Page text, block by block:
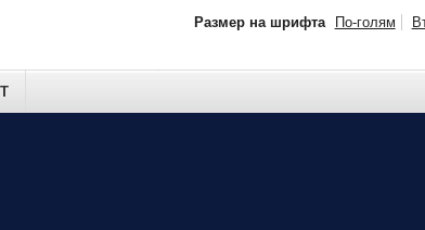
Размер на шрифта По-голям